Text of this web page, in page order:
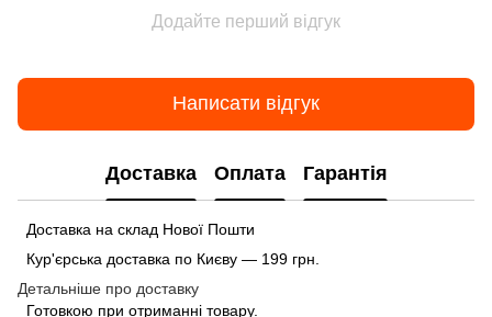
Додайте перший відгук
Написати відгук
Доставка Оплата Гарантія
Доставка на склад Нової Пошти
Кур'єрська доставка по Києву — 199 грн.
Детальніше про доставку
Готовкою при отриманні товару.